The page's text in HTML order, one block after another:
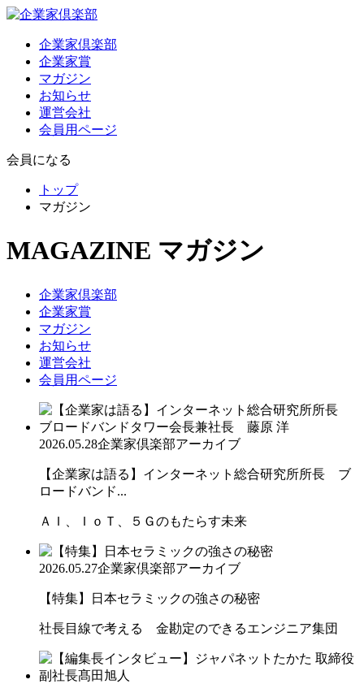
企業家倶楽部
企業家賞
マガジン
お知らせ
運営会社
会員用ページ
会員になる
トップ
マガジン
MAGAZINE マガジン
企業家倶楽部
企業家賞
マガジン
お知らせ
運営会社
会員用ページ
2026.05.28企業家倶楽部アーカイブ
【企業家は語る】インターネット総合研究所所長 ブ
ロードバンド...
ＡＩ、ＩｏＴ、５Ｇのもたらす未来
2026.05.27企業家倶楽部アーカイブ
【特集】日本セラミックの強さの秘密
社長目線で考える 金勘定のできるエンジニア集団